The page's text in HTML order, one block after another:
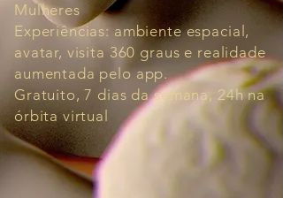
Mulheres
Experiências: ambiente espacial,
avatar, visita 360 graus e realidade
aumentada pelo app.
Gratuito, 7 dias da semana, 24h na
órbita virtual